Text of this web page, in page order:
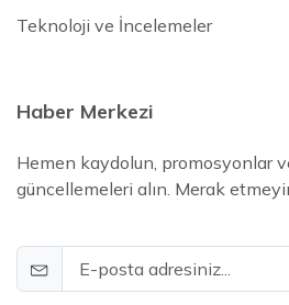
Teknoloji ve İncelemeler
Haber Merkezi
Hemen kaydolun, promosyonlar
güncellemeleri alın. Merak